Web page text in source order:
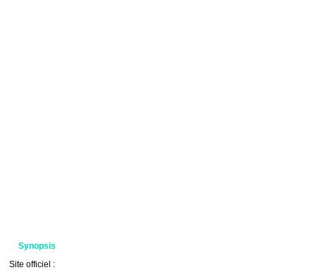
Synopsis
Site officiel :